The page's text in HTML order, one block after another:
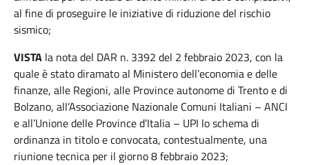
al fine di proseguire le iniziative di riduzione del rischio
sismico;
VISTA la nota del DAR n. 3392 del 2 febbraio 2023, con la
quale è stato diramato al Ministero dell’economia e delle
finanze, alle Regioni, alle Province autonome di Trento e di
Bolzano, all’Associazione Nazionale Comuni Italiani – ANCI
e all’Unione delle Province d’Italia – UPI lo schema di
ordinanza in titolo e convocata, contestualmente, una
riunione tecnica per il giorno 8 febbraio 2023;